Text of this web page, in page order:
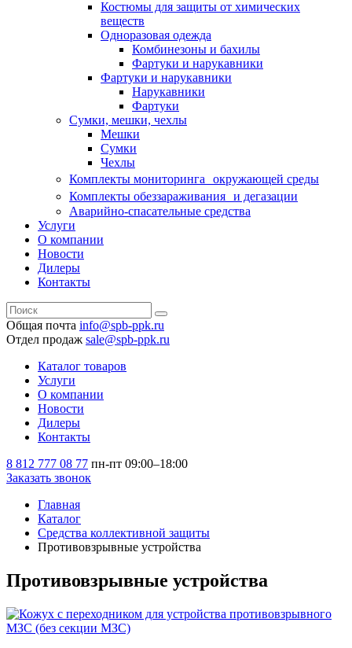
Костюмы для защиты от химических
веществ
Одноразовая одежда
Комбинезоны и бахилы
Фартуки и нарукавники
Фартуки и нарукавники
Нарукавники
Фартуки
Сумки, мешки, чехлы
Мешки
Сумки
Чехлы
Комплекты мониторинга окружающей среды
Комплекты обеззараживания и дегазации
Аварийно-спасательные средства
Услуги
О компании
Новости
Дилеры
Контакты
Общая почта info@spb-ppk.ru
Отдел продаж sale@spb-ppk.ru
Каталог товаров
Услуги
О компании
Новости
Дилеры
Контакты
8 812 777 08 77 пн-пт 09:00–18:00
Заказать звонок
Главная
Каталог
Средства коллективной защиты
Противовзрывные устройства
Противовзрывные устройства